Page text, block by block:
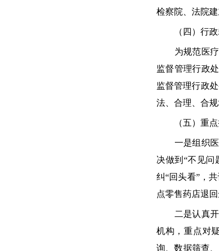
检察院、法院
（四）行政
为规范医疗
监督管理行政
监督管理行政
法、合理、合
（五）重点
一是组织医
决做到“不见问
纠“回头看”，
点零售药店退
二是认真开
机构，重点对
询、数据筛查